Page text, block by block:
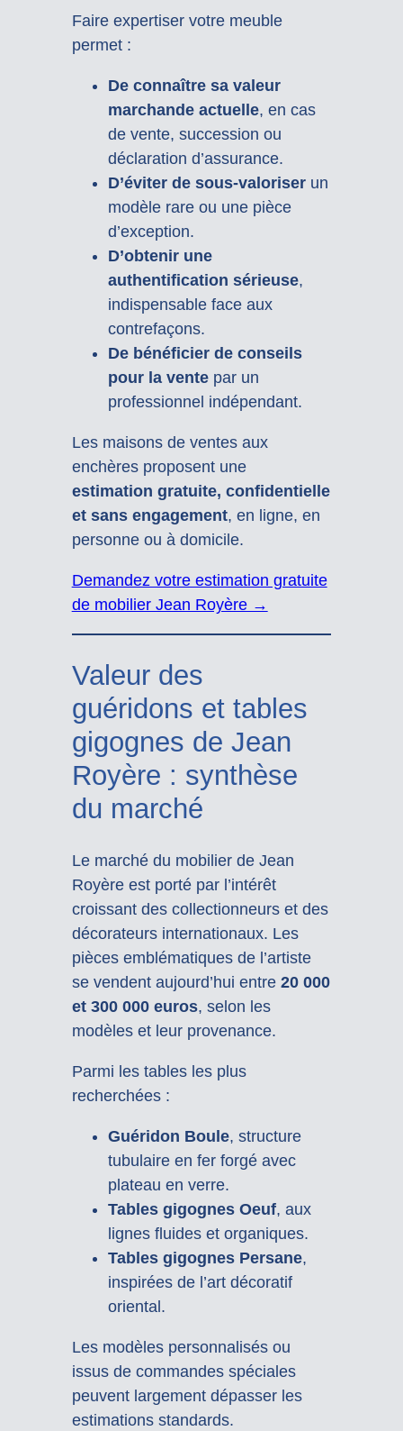
Faire expertiser votre meuble
permet :
De connaître sa valeur
marchande actuelle, en cas
de vente, succession ou
déclaration d’assurance.
D’éviter de sous-valoriserun
modèle rare ou une pièce
d’exception.
D’obtenir une
authentification sérieuse,
indispensable face aux
contrefaçons.
De bénéficier de conseils
pour la ventepar un
professionnel indépendant.
Les maisons de ventes aux
enchères proposent une
estimation gratuite, confidentielle
et sans engagement, en ligne, en
personne ou à domicile.
Demandez votre estimation gratuite
de mobilier Jean Royère →
Valeur des
guéridons et tables
gigognes de Jean
Royère : synthèse
du marché
Le marché du mobilier de Jean
Royère est porté par l’intérêt
croissant des collectionneurs et des
décorateurs internationaux. Les
pièces emblématiques de l’artiste
se vendent aujourd’hui entre 20 000
et 300 000 euros, selon les
modèles et leur provenance.
Parmi les tables les plus
recherchées :
Guéridon Boule, structure
tubulaire en fer forgé avec
plateau en verre.
Tables gigognes Oeuf, aux
lignes fluides et organiques.
Tables gigognes Persane,
inspirées de l’art décoratif
oriental.
Les modèles personnalisés ou
issus de commandes spéciales
peuvent largement dépasser les
estimations standards.